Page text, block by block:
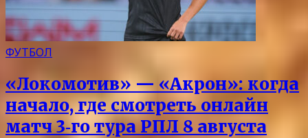
ФУТБОЛ
«Локомотив» — «Акрон»: когда
начало, где смотреть онлайн
матч 3‑го тура РПЛ 8 августа